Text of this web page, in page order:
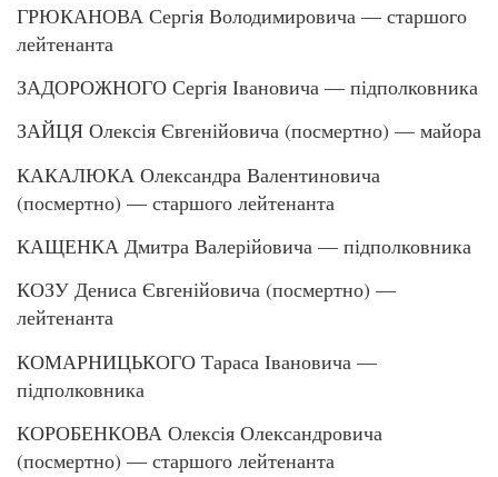
ГРЮКАНОВА Сергія Володимировича — старшого
лейтенанта
ЗАДОРОЖНОГО Сергія Івановича — підполковника
ЗАЙЦЯ Олексія Євгенійовича (посмертно) — майора
КАКАЛЮКА Олександра Валентиновича
(посмертно) — старшого лейтенанта
КАЩЕНКА Дмитра Валерійовича — підполковника
КОЗУ Дениса Євгенійовича (посмертно) —
лейтенанта
КОМАРНИЦЬКОГО Тараса Івановича —
підполковника
КОРОБЕНКОВА Олексія Олександровича
(посмертно) — старшого лейтенанта